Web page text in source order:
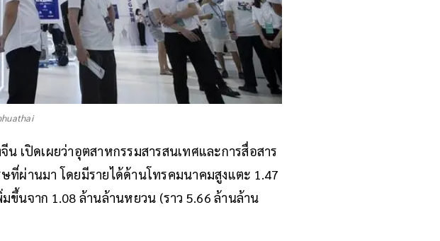
เปิดเผยว่าอุตสาหกรรมสารสนเทศและการสื่อสาร
ที่ผ่านมา โดยมีรายได้ด้านโทรคมนาคมสูงแตะ 1.47
ขึ้นจาก 1.08 ล้านล้านหยวน (ราว 5.66 ล้านล้าน